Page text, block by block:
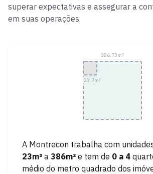
superar expectativas e assegurar a
em suas operações.
386.73m²
23.7m²
A Montrecon trabalha com
23m² a 386m² e tem de 0 a 4
médio do metro quadrado dos